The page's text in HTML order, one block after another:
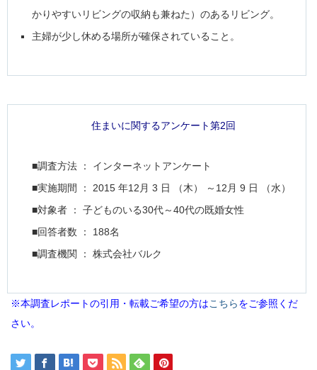
かりやすいリビングの収納も兼ねた）のあるリビング。
主婦が少し休める場所が確保されていること。
住まいに関するアンケート第2回
■調査方法 ： インターネットアンケート
■実施期間 ： 2015 年12月 3 日 （木） ～12月 9 日 （水）
■対象者 ： 子どものいる30代～40代の既婚女性
■回答者数 ： 188名
■調査機関 ： 株式会社バルク
※本調査レポートの引用・転載ご希望の方はこちらをご参照くだ
さい。